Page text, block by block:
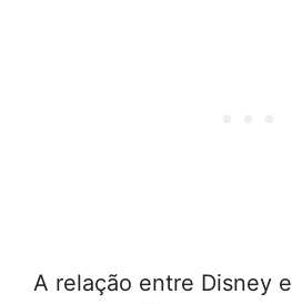
A relação entre Disney